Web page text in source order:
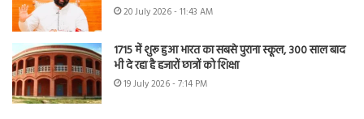
20 July 2026 - 11:43 AM
1715 में शुरू हुआ भारत का सबसे पुराना स्कूल, 300 साल बाद
भी दे रहा है हजारों छात्रों को शिक्षा
19 July 2026 - 7:14 PM